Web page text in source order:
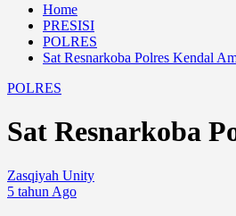
Home
PRESISI
POLRES
Sat Resnarkoba Polres Kendal
POLRES
Sat Resnarkoba
Zasqiyah Unity
5 tahun Ago